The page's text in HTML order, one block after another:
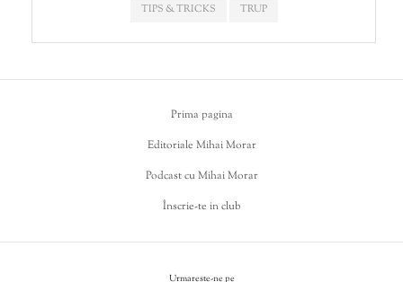
TIPS & TRICKS
TRUP
Prima pagina
Editoriale Mihai Morar
Podcast cu Mihai Morar
Înscrie-te in club
Urmareste-ne pe